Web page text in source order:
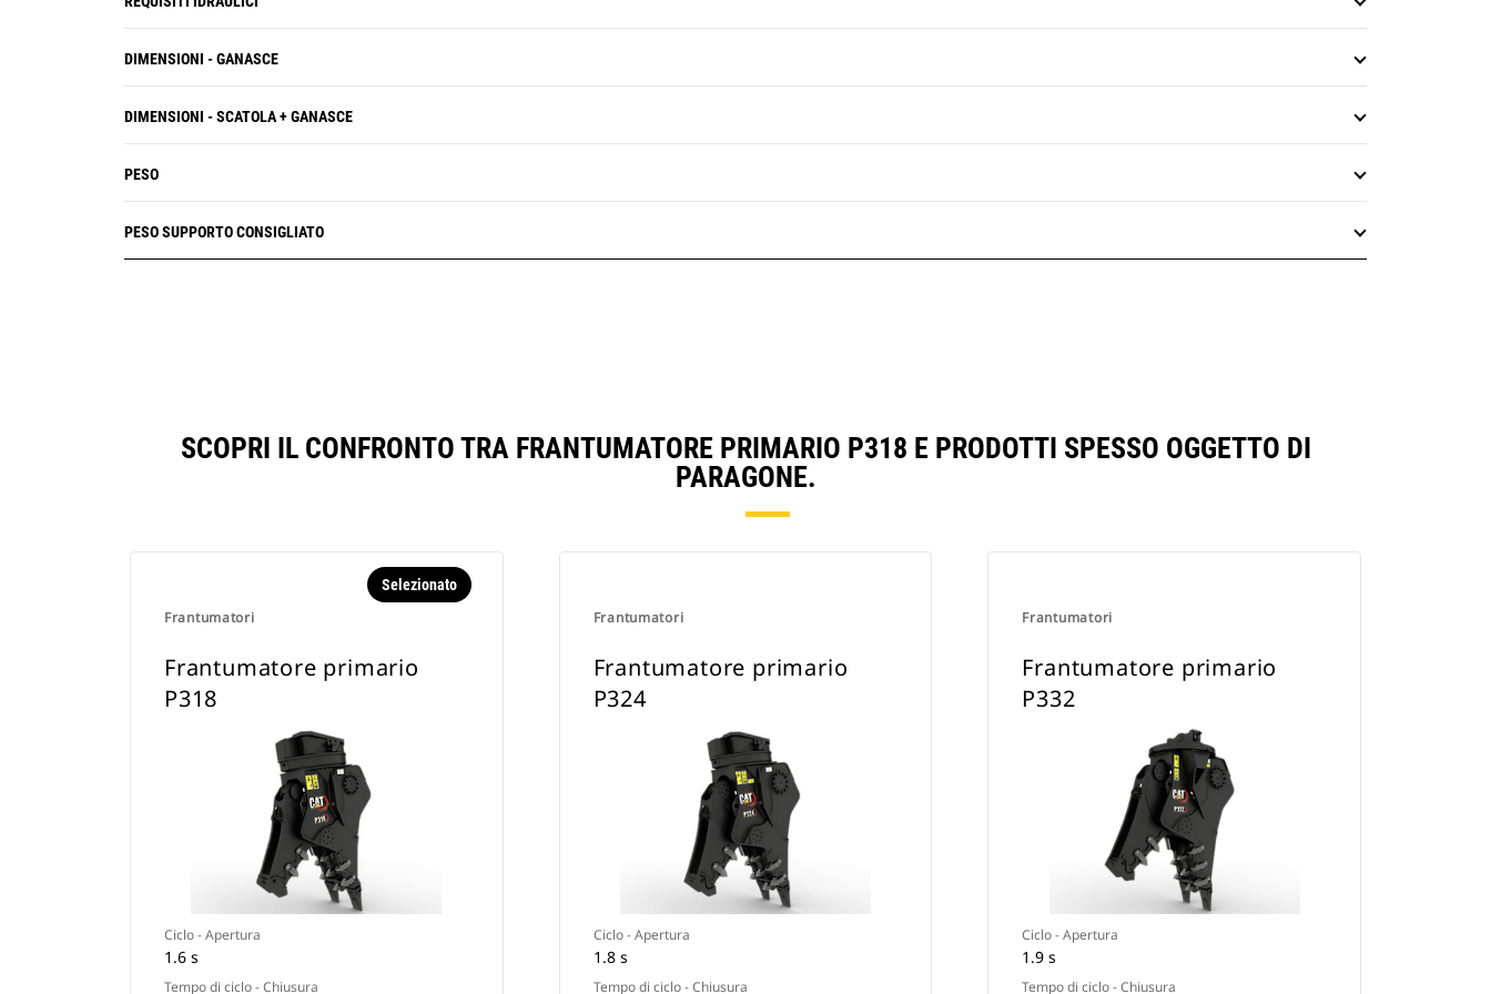
DIMENSIONI - GANASCE
DIMENSIONI - SCATOLA + GANASCE
PESO
PESO SUPPORTO CONSIGLIATO
SCOPRI IL CONFRONTO TRA FRANTUMATORE PRIMARIO P318 E PRODOTTI SPESSO OGGETTO DI
PARAGONE.
Frantumatori
Selezionato
Frantumatore primario
P318
Ciclo - Apertura
1.6 s
Tempo di ciclo - Chiusura
Frantumatori
Frantumatore primario
P324
Ciclo - Apertura
1.8 s
Tempo di ciclo - Chiusura
Frantumatori
Frantumatore primario
P332
Ciclo - Apertura
1.9 s
Tempo di ciclo - Chiusura